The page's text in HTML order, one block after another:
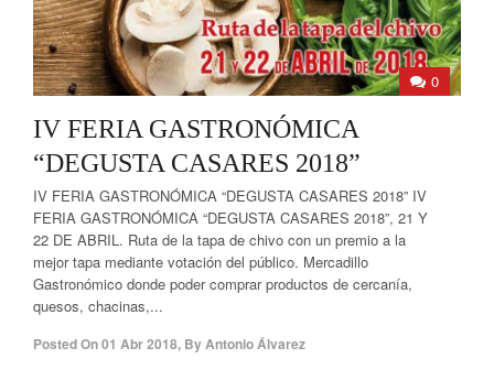
0
IV FERIA GASTRONÓMICA
“DEGUSTA CASARES 2018”
IV FERIA GASTRONÓMICA “DEGUSTA CASARES 2018” IV
FERIA GASTRONÓMICA “DEGUSTA CASARES 2018”, 21 Y
22 DE ABRIL. Ruta de la tapa de chivo con un premio a la
mejor tapa mediante votación del público. Mercadillo
Gastronómico donde poder comprar productos de cercanía,
quesos, chacinas,...
Posted On01 Abr 2018, ByAntonio Álvarez